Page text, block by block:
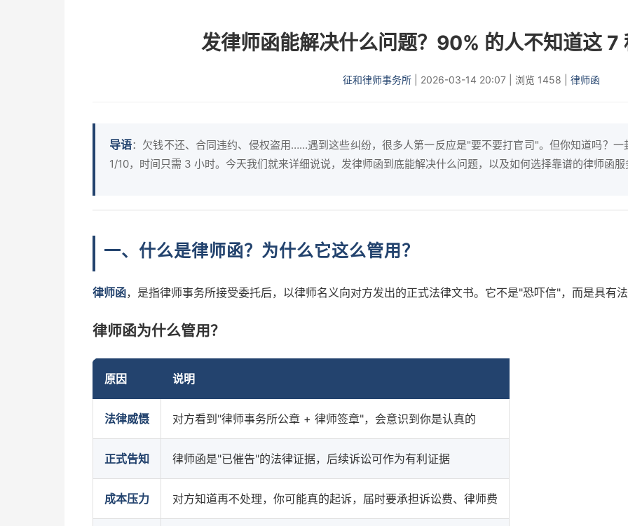
发律师函能解决什么问题？90% 的人不知道这 7
征和律师事务所| 2026-03-14 20:07| 浏览 1458 律师函
导语：欠钱不还、合同违约、侵权盗用……遇到这些纠纷，很多人第一反应是"要不要打官司"。但你知道吗？
1/10，时间只需 3 小时。今天我们就来详细说说，发律师函到底能解决什么问题，以及如何选择靠谱的律师函服
一、什么是律师函？为什么它这么管用？
律师函，是指律师事务所接受委托后，以律师名义向对方发出的正式法律文书。它不是"恐吓信"，而是具有
律师函为什么管用？
原因 说明
法律威慑 对方看到"律师事务所公章 + 律师签章"，会意识到你是认真的
正式告知 律师函是"已催告"的法律证据，后续诉讼可作为有利证据
成本压力 对方知道再不处理，你可能真的起诉，届时要承担诉讼费、律师费